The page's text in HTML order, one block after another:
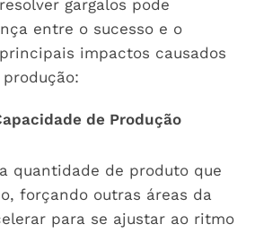
gargalos pode
entre o sucesso e o
impactos causados
de Produção
quantidade de produto que
forçando outras áreas da
para se ajustar ao ritmo